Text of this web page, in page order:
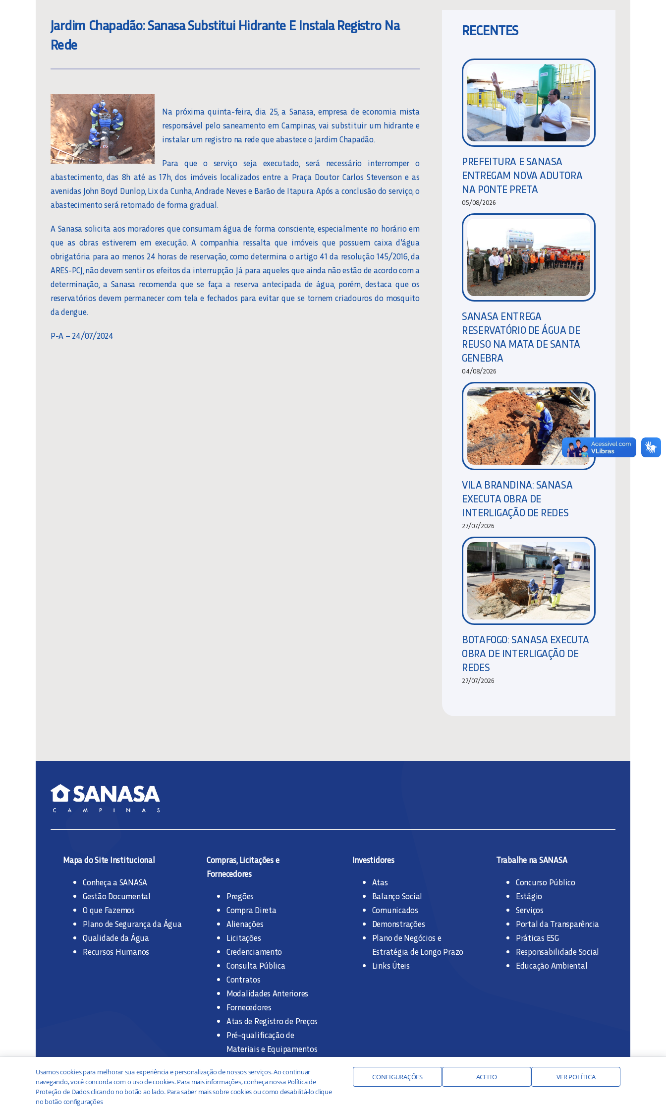
Jardim Chapadão: Sanasa Substitui Hidrante E Instala Registro Na
Rede
Na próxima quinta-feira, dia 25, a Sanasa, empresa de economia mista
responsável pelo saneamento em Campinas, vai substituir um hidrante e
instalar um registro na rede que abastece o Jardim Chapadão.
Para que o serviço seja executado, será necessário interromper o
abastecimento, das 8h até as 17h, dos imóveis localizados entre a Praça Doutor Carlos Stevenson e as
avenidas John Boyd Dunlop, Lix da Cunha, Andrade Neves e Barão de Itapura. Após a conclusão do serviço, o
abastecimento será retomado de forma gradual.
A Sanasa solicita aos moradores que consumam água de forma consciente, especialmente no horário em
que as obras estiverem em execução. A companhia ressalta que imóveis que possuem caixa d’água
obrigatória para ao menos 24 horas de reservação, como determina o artigo 41 da resolução 145/2016, da
ARES-PCJ, não devem sentir os efeitos da interrupção. Já para aqueles que ainda não estão de acordo com a
determinação, a Sanasa recomenda que se faça a reserva antecipada de água, porém, destaca que os
reservatórios devem permanecer com tela e fechados para evitar que se tornem criadouros do mosquito
da dengue.
P-A – 24/07/2024
RECENTES
PREFEITURA E SANASA
ENTREGAM NOVA ADUTORA
NA PONTE PRETA
05/08/2026
SANASA ENTREGA
RESERVATÓRIO DE ÁGUA DE
REUSO NA MATA DE SANTA
GENEBRA
04/08/2026
VILA BRANDINA: SANASA
EXECUTA OBRA DE
INTERLIGAÇÃO DE REDES
27/07/2026
BOTAFOGO: SANASA EXECUTA
OBRA DE INTERLIGAÇÃO DE
REDES
27/07/2026
Mapa do Site Institucional
Conheça a SANASA
Gestão Documental
O que Fazemos
Plano de Segurança da Água
Qualidade da Água
Recursos Humanos
Compras, Licitações e
Fornecedores
Pregões
Compra Direta
Alienações
Licitações
Credenciamento
Consulta Pública
Contratos
Modalidades Anteriores
Fornecedores
Atas de Registro de Preços
Pré-qualificação de
Materiais e Equipamentos
Documentação Interna
Investidores
Atas
Balanço Social
Comunicados
Demonstrações
Plano de Negócios e
Estratégia de Longo Prazo
Links Úteis
Trabalhe na SANASA
Concurso Público
Estágio
Serviços
Portal da Transparência
Práticas ESG
Responsabilidade Social
Educação Ambiental
Usamos cookies para melhorar sua experiência e personalização de nossos serviços. Ao continuar
navegando, você concorda com o uso de cookies. Para mais informações, conheça nossa Política de
Proteção de Dados clicando no botão ao lado. Para saber mais sobre cookies ou como desabilitá-lo clique
no botão configurações
CONFIGURAÇÕES ACEITO VER POLÍTICA